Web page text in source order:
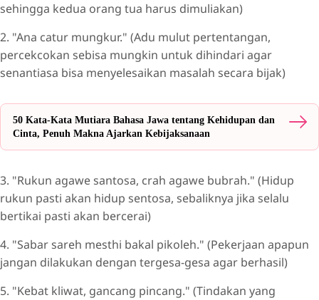
sehingga kedua orang tua harus dimuliakan)
2. "Ana catur mungkur." (Adu mulut pertentangan,
percekcokan sebisa mungkin untuk dihindari agar
senantiasa bisa menyelesaikan masalah secara bijak)
50 Kata-Kata Mutiara Bahasa Jawa tentang Kehidupan dan
Cinta, Penuh Makna Ajarkan Kebijaksanaan
3. "Rukun agawe santosa, crah agawe bubrah." (Hidup
rukun pasti akan hidup sentosa, sebaliknya jika selalu
bertikai pasti akan bercerai)
4. "Sabar sareh mesthi bakal pikoleh." (Pekerjaan apapun
jangan dilakukan dengan tergesa-gesa agar berhasil)
5. "Kebat kliwat, gancang pincang." (Tindakan yang